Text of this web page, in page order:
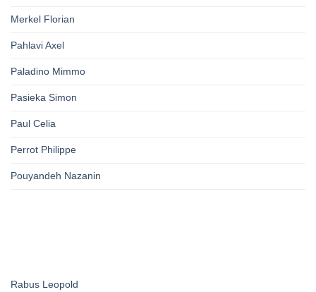
Merkel Florian
Pahlavi Axel
Paladino Mimmo
Pasieka Simon
Paul Celia
Perrot Philippe
Pouyandeh Nazanin
Rabus Leopold